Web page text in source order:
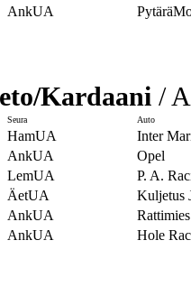
AnkUA
Kardaani /
Seura
Auto
HamUA Inter
AnkUA Opel
LemUA P. A.
ÄetUA Kuljetus
AnkUA
AnkUA Hole